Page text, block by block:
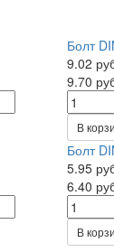
Болт
9.02
9.70
В
Болт
5.95
6.40
В